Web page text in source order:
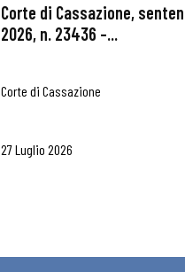
Corte di Cassazione,
2026, n. 23436 –...
Corte di Cassazione
27 Luglio 2026